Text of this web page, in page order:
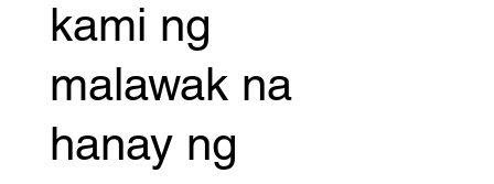
kami ng
malawak na
hanay ng